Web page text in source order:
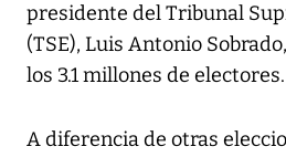
presidente del Tribunal
(TSE), Luis Antonio
los 3.1 millones de electores.
A diferencia de otras